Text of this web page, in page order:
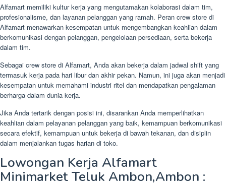
Alfamart memiliki kultur kerja yang mengutamakan kolaborasi dalam tim,
profesionalisme, dan layanan pelanggan yang ramah. Peran crew store di
Alfamart menawarkan kesempatan untuk mengembangkan keahlian dalam
berkomunikasi dengan pelanggan, pengelolaan persediaan, serta bekerja
dalam tim.
Sebagai crew store di Alfamart, Anda akan bekerja dalam jadwal shift yang
termasuk kerja pada hari libur dan akhir pekan. Namun, ini juga akan menjadi
kesempatan untuk memahami industri ritel dan mendapatkan pengalaman
berharga dalam dunia kerja.
Jika Anda tertarik dengan posisi ini, disarankan Anda memperlihatkan
keahlian dalam pelayanan pelanggan yang baik, kemampuan berkomunikasi
secara efektif, kemampuan untuk bekerja di bawah tekanan, dan disiplin
dalam menjalankan tugas harian di toko.
Lowongan Kerja Alfamart
Minimarket Teluk Ambon,Ambon :